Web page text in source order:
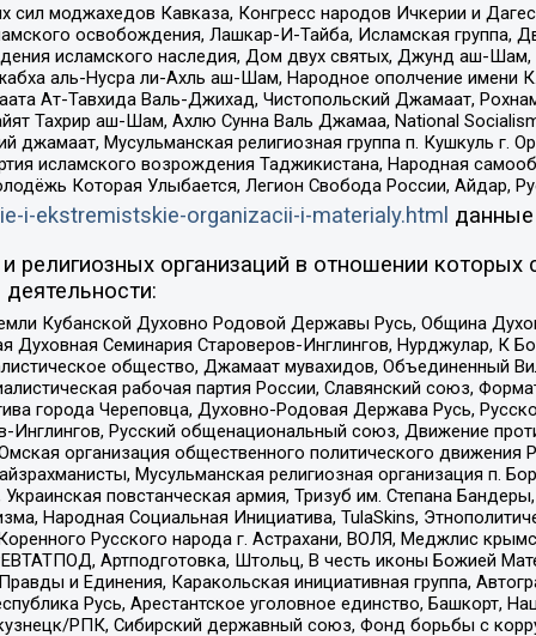
моджахедов Кавказа, Конгресс народов Ичкерии и
освобождения, Лашкар-И-Тайба, Исламская группа,
исламского наследия, Дом двух святых, Джунд аш-
аль-Нусра ли-Ахль аш-Шам, Народное ополчение имени
Ат-Тавхида Валь-Джихад, Чистопольский Джамаат,
Тахрир аш-Шам, Ахлю Сунна Валь Джамаа, National
джамаат, Мусульманская религиозная группа п. Кушкуль г.
исламского возрождения Таджикистана, Народная
Которая Улыбается, Легион Свобода России, Айдар,
i-ekstremistskie-organizacii-i-materialy.html
организаций в отношении которых
Кубанской Духовно Родовой Державы Русь, Община
Семинария Староверов-Инглингов, Нурджулар, К
общество, Джамаат мувахидов, Объединенный
рабочая партия России, Славянский союз,
города Череповца, Духовно-Родовая Держава Русь,
Инглингов, Русский общенациональный союз, Движение
организация общественного политического движения
Мусульманская религиозная организация п.
повстанческая армия, Тризуб им. Степана
Народная Социальная Инициатива, TulaSkins,
Русского народа г. Астрахани, ВОЛЯ, Меджлис
Артподготовка, Штольц, В честь иконы Божией
и Единения, Каракольская инициативная группа,
Русь, Арестантское уголовное единство, Башкорт,
РПК, Сибирский державный союз, Фонд борьбы с